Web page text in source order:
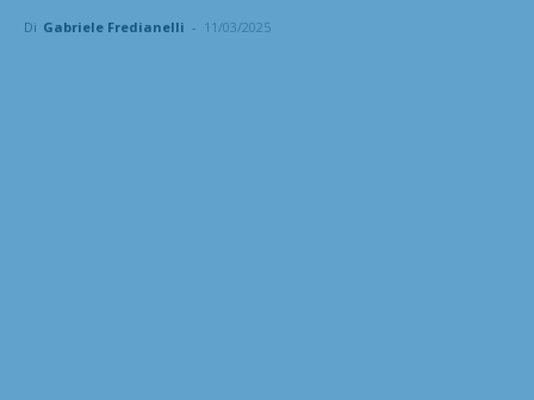
Di Gabriele Fredianelli - 11/03/2025